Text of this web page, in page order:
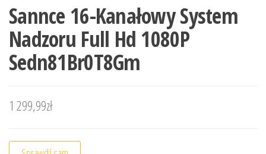
Sannce 16-Kanałowy System
Nadzoru Full Hd 1080P
Sedn81Br0T8Gm
1 299,99zł